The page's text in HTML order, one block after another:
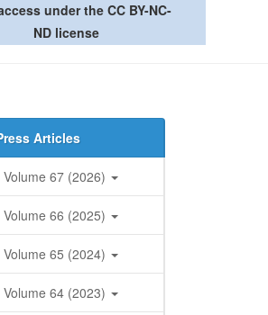
under the CC BY-NC-
ND license
Articles
Volume 67 (2026)
Volume 66 (2025)
Volume 65 (2024)
Volume 64 (2023)